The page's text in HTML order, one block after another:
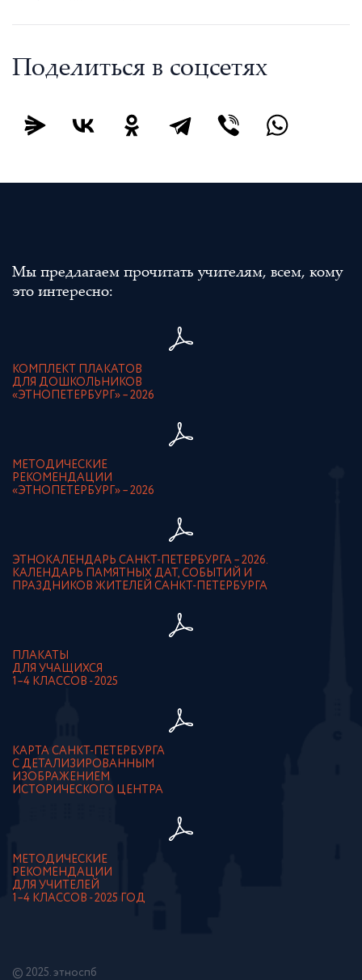
Поделиться в соцсетях
Мы предлагаем прочитать учителям, всем, кому
это интересно:
КОМПЛЕКТ ПЛАКАТОВ
ДЛЯ ДОШКОЛЬНИКОВ
«ЭТНОПЕТЕРБУРГ» – 2026
МЕТОДИЧЕСКИЕ
РЕКОМЕНДАЦИИ
«ЭТНОПЕТЕРБУРГ» – 2026
ЭТНОКАЛЕНДАРЬ САНКТ-ПЕТЕРБУРГА – 2026.
КАЛЕНДАРЬ ПАМЯТНЫХ ДАТ, СОБЫТИЙ И
ПРАЗДНИКОВ ЖИТЕЛЕЙ САНКТ-ПЕТЕРБУРГА
ПЛАКАТЫ
ДЛЯ УЧАЩИХСЯ
1–4 КЛАССОВ - 2025
КАРТА САНКТ-ПЕТЕРБУРГА
С ДЕТАЛИЗИРОВАННЫМ
ИЗОБРАЖЕНИЕМ
ИСТОРИЧЕСКОГО ЦЕНТРА
МЕТОДИЧЕСКИЕ
РЕКОМЕНДАЦИИ
ДЛЯ УЧИТЕЛЕЙ
1–4 КЛАССОВ - 2025 ГОД
© 2025. этноспб